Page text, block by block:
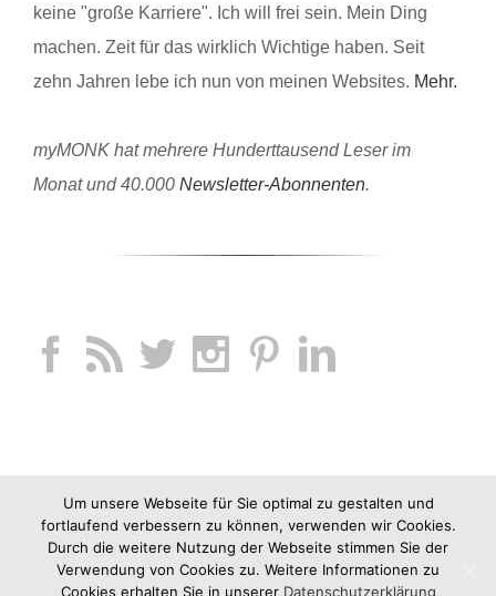
keine "große Karriere". Ich will frei sein. Mein Ding
machen. Zeit für das wirklich Wichtige haben. Seit
zehn Jahren lebe ich nun von meinen Websites. Mehr.
myMONK hat mehrere Hunderttausend Leser im
Monat und 40.000 Newsletter-Abonnenten.
Um unsere Webseite für Sie optimal zu gestalten und
fortlaufend verbessern zu können, verwenden wir Cookies.
Durch die weitere Nutzung der Webseite stimmen Sie der
Verwendung von Cookies zu. Weitere Informationen zu
Cookies erhalten Sie in unserer Datenschutzerklärung